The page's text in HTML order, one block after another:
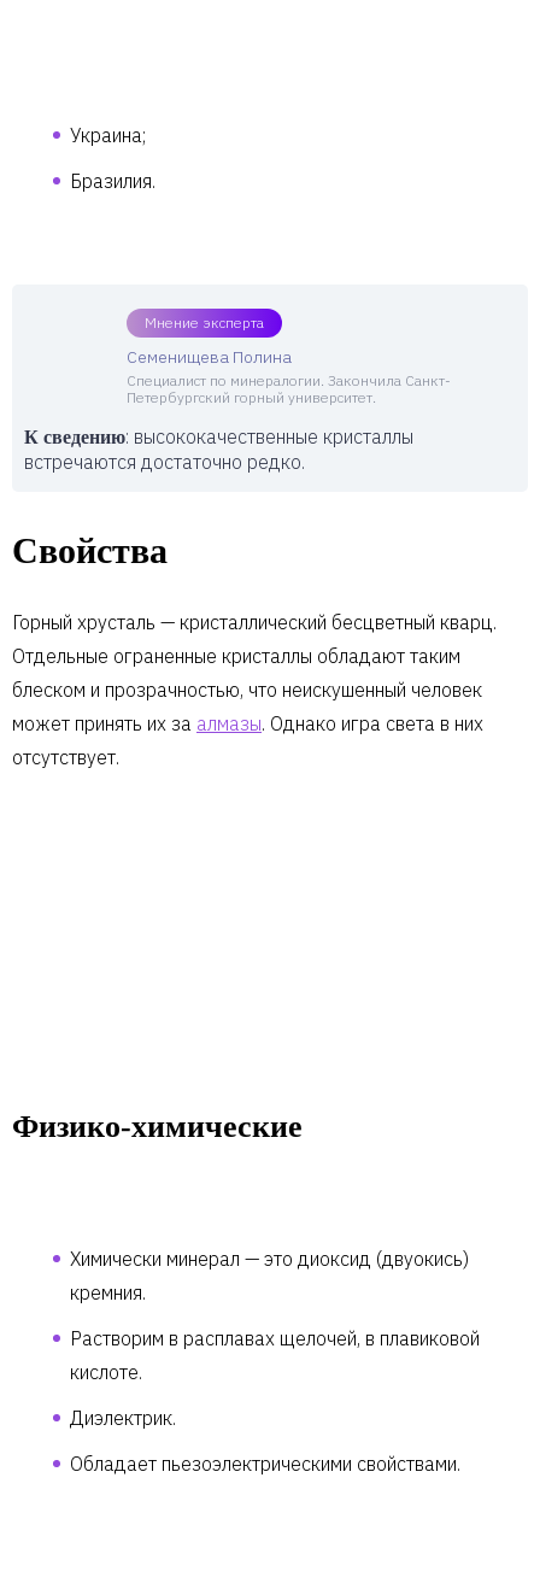
Украина;
Бразилия.
Мнение эксперта
Семенищева Полина
Специалист по минералогии. Закончила Санкт-
Петербургский горный университет.
К сведению: высококачественные кристаллы
встречаются достаточно редко.
Свойства
Горный хрусталь — кристаллический бесцветный кварц.
Отдельные ограненные кристаллы обладают таким
блеском и прозрачностью, что неискушенный человек
может принять их за алмазы. Однако игра света в них
отсутствует.
Физико-химические
Химически минерал — это диоксид (двуокись)
кремния.
Растворим в расплавах щелочей, в плавиковой
кислоте.
Диэлектрик.
Обладает пьезоэлектрическими свойствами.